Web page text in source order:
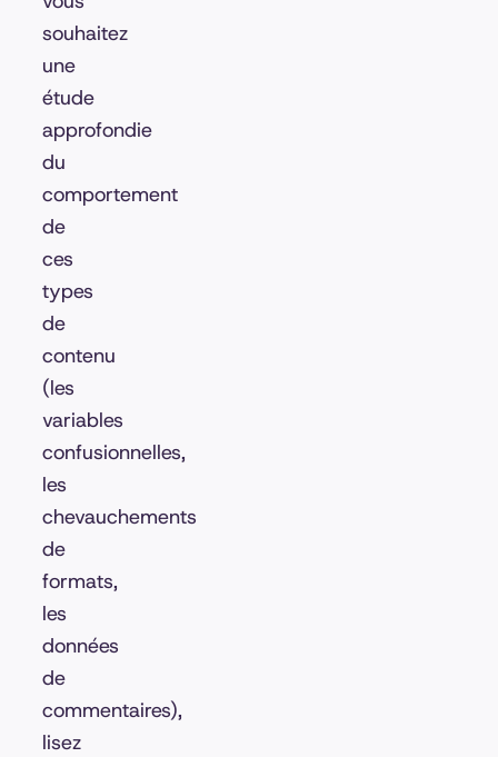
souhaitez
une
étude
approfondie
du
comportement
de
ces
types
de
contenu
(les
variables
confusionnelles,
les
chevauchements
de
formats,
les
données
de
commentaires),
lisez